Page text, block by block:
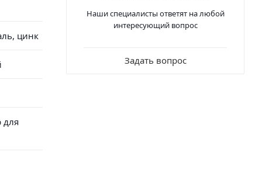
цинк
для
Наши специалисты ответят на любой
интересующий вопрос
Задать вопрос